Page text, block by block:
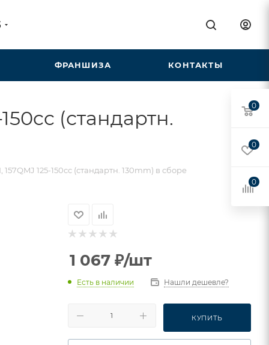
ФРАНШИЗА КОНТАКТЫ
(стандартн.
125-150cc (стандартн. 130mm) в сборе
1 067 ₽/шт
Есть в наличии Нашли дешевле?
КУПИТЬ
0
0
0